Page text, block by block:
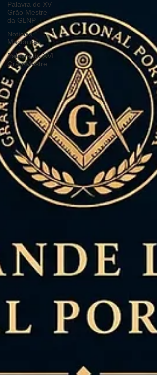
Palavra do XV
Grão-Mestre
da GLNP
Notícias
Maçónicas
Palavra do XVI
Grão-Mestre